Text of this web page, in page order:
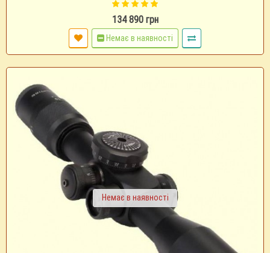
134 890 грн
Немає в наявності
Немає в наявності